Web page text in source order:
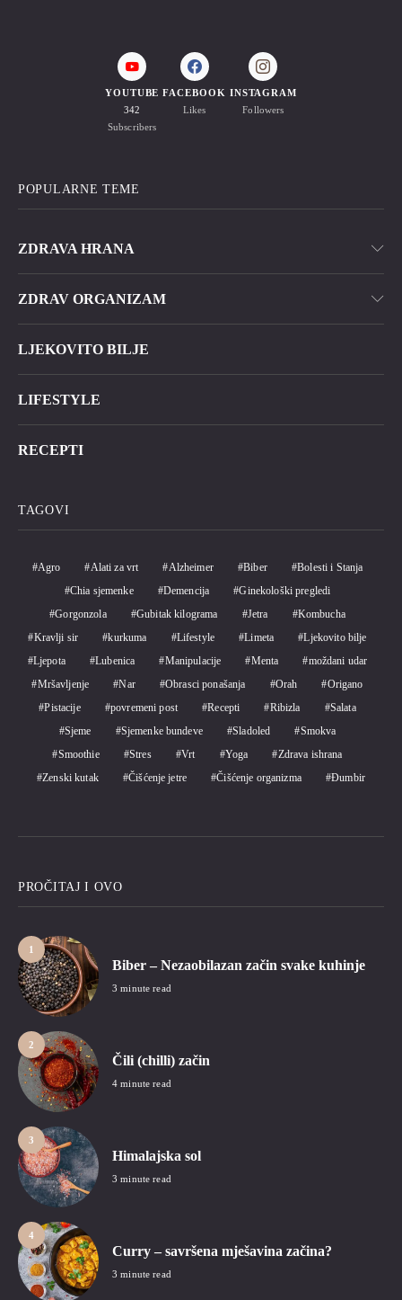
YOUTUBE
342
Subscribers
FACEBOOK
Likes
INSTAGRAM
Followers
POPULARNE TEME
ZDRAVA HRANA
ZDRAV ORGANIZAM
LJEKOVITO BILJE
LIFESTYLE
RECEPTI
TAGOVI
Agro Alati za vrt Alzheimer Biber
Bolesti i Stanja
Chia sjemenke
Demencija
Ginekološki pregledi
Gorgonzola
Gubitak kilograma Jetra
Kombucha
Kravlji sir
kurkuma Lifestyle Limeta
Ljekovito bilje
Ljepota
Lubenica Manipulacije Menta
moždani udar
Mršavljenje
Nar Obrasci ponašanja Orah
Origano
Pistacije
povremeni post Recepti Ribizla
Salata
Sjeme
Sjemenke bundeve Sladoled
Smokva
Smoothie
Stres Vrt Yoga
Zdrava ishrana
Zenski kutak
Čišćenje jetre Čišćenje organizma Đumbir
PROČITAJ I OVO
1
Biber – Nezaobilazan začin svake kuhinje
3 minute read
2
Čili (chilli) začin
4 minute read
3
Himalajska sol
3 minute read
4
Curry – savršena mješavina začina?
3 minute read